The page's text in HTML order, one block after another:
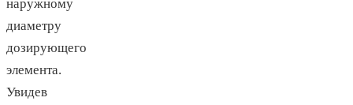
наружному
диаметру
дозирующего
элемента.
Увидев